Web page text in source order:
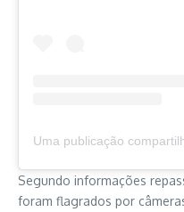
Segundo informações
foram flagrados por